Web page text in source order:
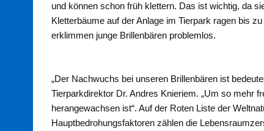
und können schon früh klettern. Das ist wichtig, da
Kletterbäume auf der Anlage im Tierpark ragen bis
erklimmen junge Brillenbären problemlos.
„Der Nachwuchs bei unseren Brillenbären ist
Tierparkdirektor Dr. Andres Knieriem. „Um so mehr
herangewachsen ist“. Auf der Roten Liste der
Hauptbedrohungsfaktoren zählen die